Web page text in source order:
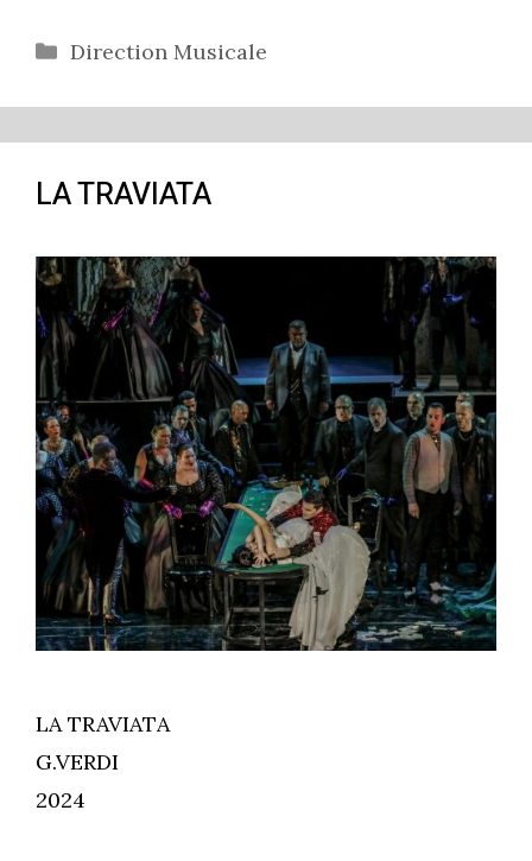
Catégories
Direction Musicale
LA TRAVIATA
LA TRAVIATA
G.VERDI
2024